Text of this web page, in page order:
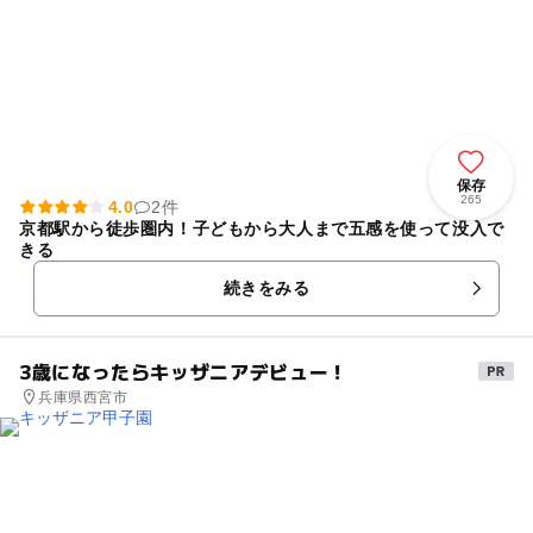
保存
265
4.0
2件
京都駅から徒歩圏内！子どもから大人まで五感を使って没入で
きる
続きをみる
3歳になったらキッザニアデビュー！
兵庫県西宮市